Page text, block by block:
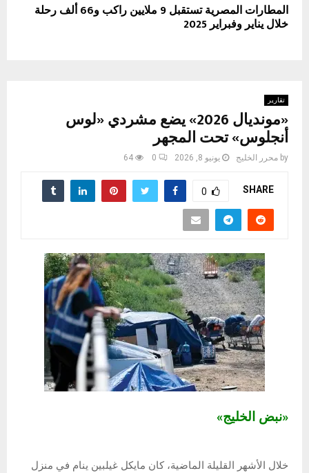
المطارات المصرية تستقبل 9 ملايين راكب و66 ألف رحلة
خلال يناير وفبراير 2025
تقارير
«مونديال 2026» يضع مشردي «لوس
أنجلوس» تحت المجهر
by محرر الخليج يونيو 8, 2026 0
64
SHARE
0
«نبض الخليج»
خلال الأشهر القليلة الماضية، كان مايكل غيلبين ينام في منزل